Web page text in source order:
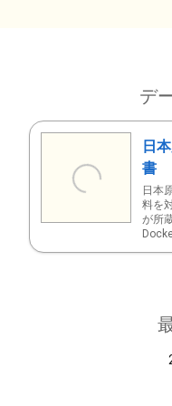
デ
日
書
日本
料を
が所